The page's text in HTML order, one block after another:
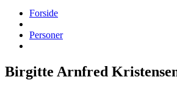
Forside
Personer
Birgitte Arnfred